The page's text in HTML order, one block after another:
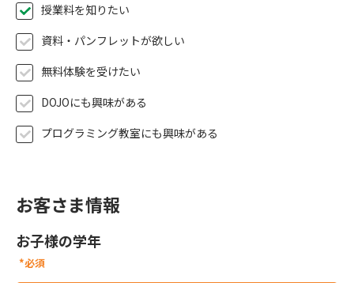
授業料を知りたい
資料・パンフレットが欲しい
無料体験を受けたい
DOJOにも興味がある
プログラミング教室にも興味がある
お客さま情報
お子様の学年
*必須